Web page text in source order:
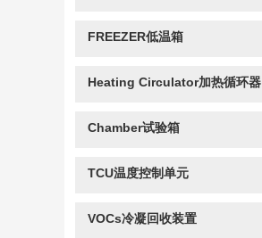
FREEZER低温箱
Heating Circulator加热循环器
Chamber试验箱
TCU温度控制单元
VOCs冷凝回收装置